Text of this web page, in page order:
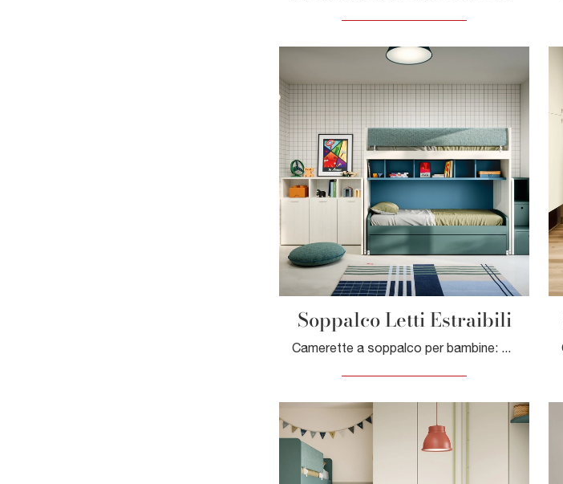
Soppalco Letti Estraibili
Camerette a soppalco per bambine: scopri il modello in melaminico Soppalco Letti Estraibili di Nidi per stanzette moderne.